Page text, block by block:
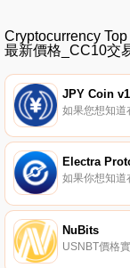
Cryptocurrency
最新價格_CC10交
JPY Coin v1
Electra
NuBits